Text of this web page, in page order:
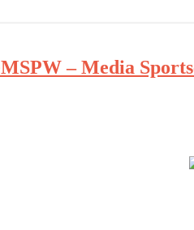
MSPW – Media